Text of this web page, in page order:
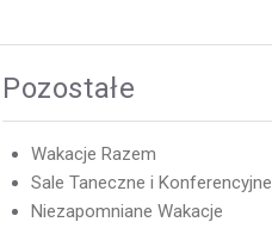
Pozostałe
Wakacje Razem
Sale Taneczne i Konferencyjne
Niezapomniane Wakacje